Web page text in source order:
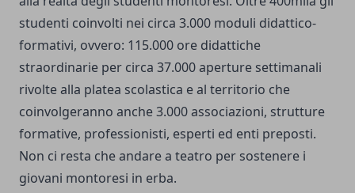
studenti coinvolti nei circa 3.000 moduli didattico-
formativi, ovvero: 115.000 ore didattiche
straordinarie per circa 37.000 aperture settimanali
rivolte alla platea scolastica e al territorio che
coinvolgeranno anche 3.000 associazioni, strutture
formative, professionisti, esperti ed enti preposti.
Non ci resta che andare a teatro per sostenere i
giovani montoresi in erba.